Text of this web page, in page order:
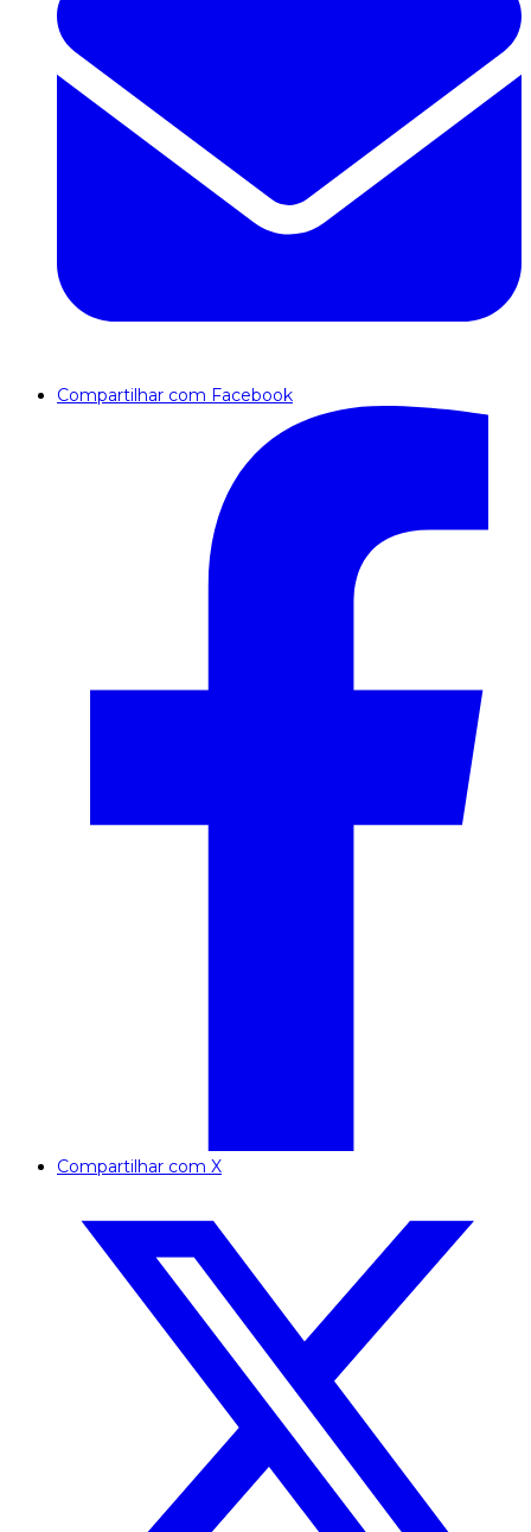
Compartilhar com Facebook
Compartilhar com X